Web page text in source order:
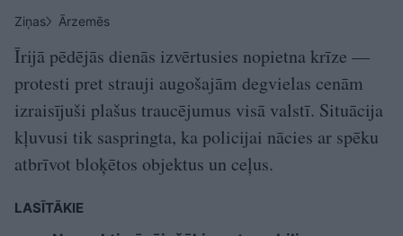
Ziņas
Ārzemēs
Īrijā pēdējās dienās izvērtusies nopietna krīze —
protesti pret strauji augošajām degvielas cenām
izraisījuši plašus traucējumus visā valstī. Situācija
kļuvusi tik saspringta, ka policijai nācies ar spēku
atbrīvot bloķētos objektus un ceļus.
LASĪTĀKIE